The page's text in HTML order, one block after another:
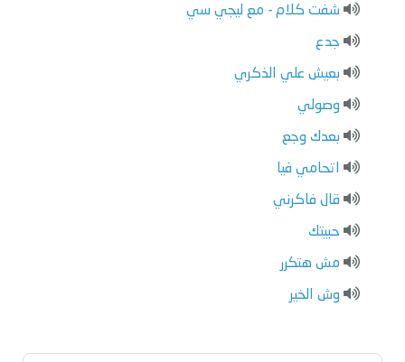
شفت كلام - مع ليجي سي
جدع
بعيش علي الذكري
وصولي
بعدك وجع
اتحامي فيا
قال فاكرني
حبيتك
مش هتكرر
وش الخير